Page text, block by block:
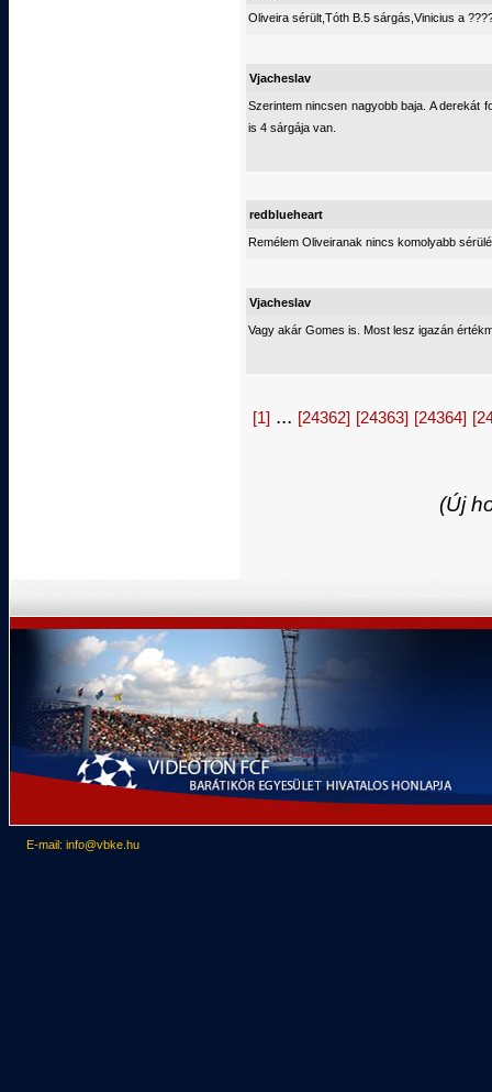
Oliveira sérült,Tóth B.5 sárgás,Vinicius a
Vjacheslav
Szerintem nincsen nagyobb baja. A derekát
is 4 sárgája van.
redblueheart
Remélem Oliveiranak nincs komolyabb
Vjacheslav
Vagy akár Gomes is. Most lesz igazán
[1] ... [24362] [24363] [24364]
(Új
E-mail: info@vbke.hu